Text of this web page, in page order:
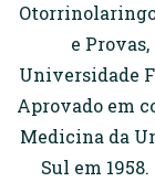
e
Universidade
Aprovado em
Medicina da
Sul em